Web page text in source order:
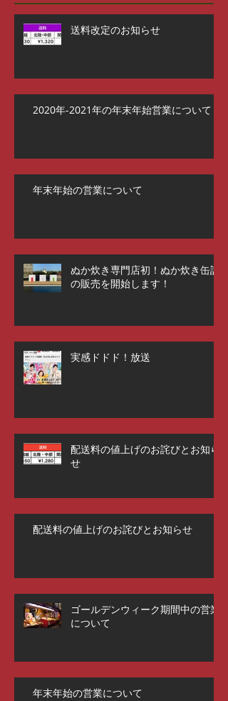
送料改定のお知らせ
2020年-2021年の年末年始営業について
年末年始の営業について
ぬか炊き専門店初！ぬか炊き缶詰
の販売を開始します！
実感ドドド！放送
配送料の値上げのお詫びとお知ら
せ
配送料の値上げのお詫びとお知らせ
ゴールデンウィーク期間中の営業
について
年末年始の営業について